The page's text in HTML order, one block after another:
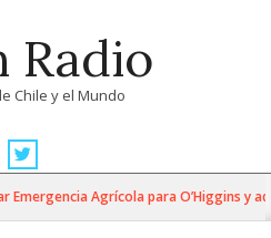
Radio
Chile y el Mundo
Agrícola para O’Higgins y